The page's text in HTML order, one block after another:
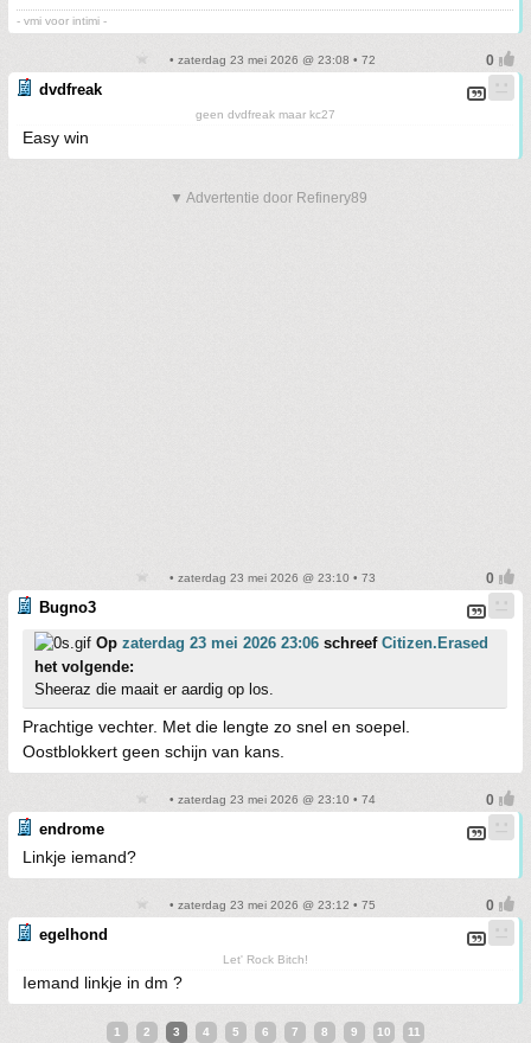
- vmi voor intimi -
• zaterdag 23 mei 2026 @ 23:08 • 72
dvdfreak
geen dvdfreak maar kc27
Easy win
▼ Advertentie door Refinery89
• zaterdag 23 mei 2026 @ 23:10 • 73
Bugno3
Op zaterdag 23 mei 2026 23:06 schreef Citizen.Erased
het volgende:
Sheeraz die maait er aardig op los.
Prachtige vechter. Met die lengte zo snel en soepel.
Oostblokkert geen schijn van kans.
• zaterdag 23 mei 2026 @ 23:10 • 74
endrome
Linkje iemand?
• zaterdag 23 mei 2026 @ 23:12 • 75
egelhond
Let' Rock Bitch!
Iemand linkje in dm ?
1 2 3 4 5 6 7 8 9 10 11